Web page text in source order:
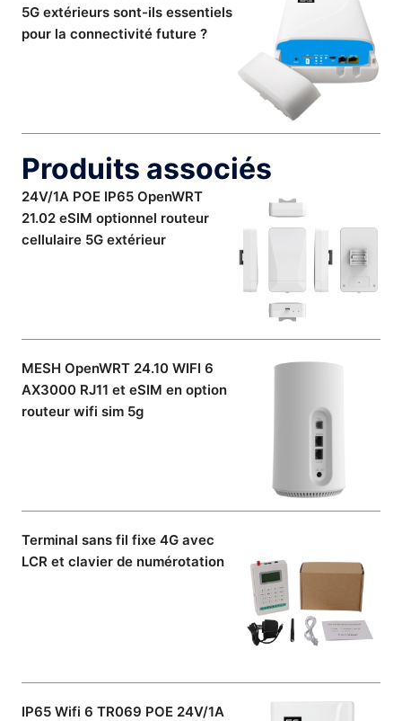
5G extérieurs sont-ils essentiels
pour la connectivité future ?
Produits associés
24V/1A POE IP65 OpenWRT
21.02 eSIM optionnel routeur
cellulaire 5G extérieur
MESH OpenWRT 24.10 WIFI 6
AX3000 RJ11 et eSIM en option
routeur wifi sim 5g
Terminal sans fil fixe 4G avec
LCR et clavier de numérotation
IP65 Wifi 6 TR069 POE 24V/1A